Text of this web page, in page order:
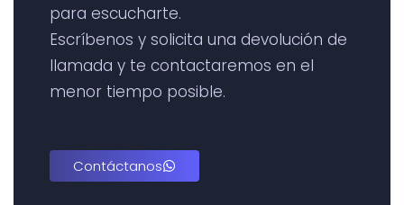
para escucharte.
Escríbenos y solicita una devolución de
llamada y te contactaremos en el
menor tiempo posible.
Contáctanos